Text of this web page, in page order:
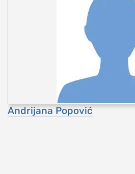
Andrijana Popović